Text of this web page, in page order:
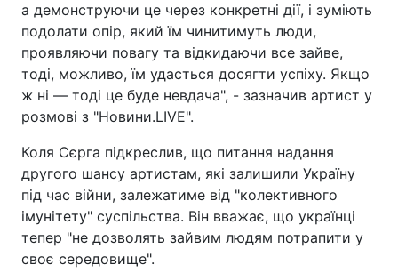
а демонструючи це через конкретні дії, і зуміють
подолати опір, який їм чинитимуть люди,
проявляючи повагу та відкидаючи все зайве,
тоді, можливо, їм удасться досягти успіху. Якщо
ж ні — тоді це буде невдача", - зазначив артист у
розмові з "Новини.LIVE".
Коля Сєрга підкреслив, що питання надання
другого шансу артистам, які залишили Україну
під час війни, залежатиме від "колективного
імунітету" суспільства. Він вважає, що українці
тепер "не дозволять зайвим людям потрапити у
своє середовище".